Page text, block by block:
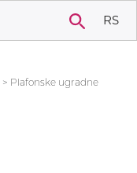
RS
> Plafonske ugradne